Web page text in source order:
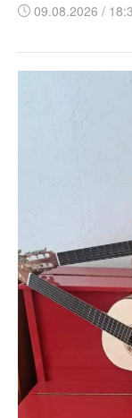
09.08.2026 /